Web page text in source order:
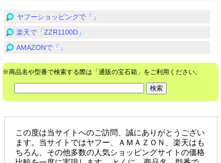
ヤフーショッピングで「」
楽天で「ZZR1100D」
AMAZONで「」
※商品名や型番で検索する際は「通販の宝石箱」をご利用ください。
この度は当サイトへのご訪問、誠にありがとうござい
ます。当サイトではヤフー、ＡＭＡＺＯＮ、楽天はも
ちろん、その他多数の人気ショッピングサイトの価格